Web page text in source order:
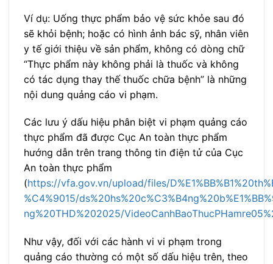
Ví dụ: Uống thực phẩm bảo vệ sức khỏe sau đó
sẽ khỏi bệnh; hoặc có hình ảnh bác sỹ, nhân viên
y tế giới thiệu về sản phẩm, không có dòng chữ
“Thực phẩm này không phải là thuốc và không
có tác dụng thay thế thuốc chữa bệnh” là những
nội dung quảng cáo vi phạm.
Các lưu ý dấu hiệu phân biệt vi phạm quảng cáo
thực phẩm đã được Cục An toàn thực phẩm
hướng dẫn trên trang thông tin điện tử của Cục
An toàn thực phẩm
(https://vfa.gov.vn/upload/files/
%C4%9015/
ng%20THD%202025/
Như vậy, đối với các hành vi vi phạm trong
quảng cáo thường có một số dấu hiệu trên, theo